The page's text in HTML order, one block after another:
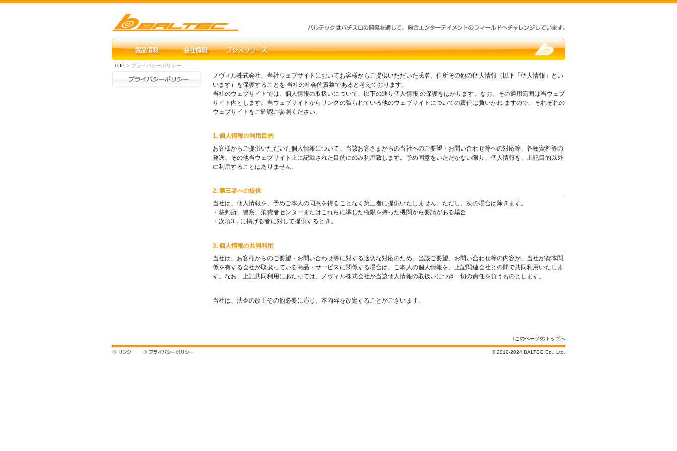
TOP > プライバシーポリシー
ノヴィル株式会社、当社ウェブサイトにおいてお客様からご提供いただいた氏名、住所その他の個人情報（以下「個人情報」とい
います）を保護することを 当社の社会的責務であると考えております。
当社のウェブサイトでは、個人情報の取扱いについて、以下の通り個人情報 の保護をはかります。なお、その適用範囲は当ウェブ
サイト内とします。当ウェブサイトからリンクの張られている他のウェブサイトについての責任は負いかね ますので、それぞれの
ウェブサイトをご確認ご参照ください。
1. 個人情報の利用目的
お客様からご提供いただいた個人情報について、当該お客さまからの当社へのご要望・お問い合わせ等への対応等、各種資料等の
発送、その他当ウェブサイト上に記載された目的にのみ利用致します。予め同意をいただかない限り、個人情報を、上記目的以外
に利用することはありません。
2. 第三者への提供
当社は、個人情報を、予めご本人の同意を得ることなく第三者に提供いたしません。ただし、次の場合は除きます。
・裁判所、警察、消費者センターまたはこれらに準じた権限を持った機関から要請がある場合
・次項3．に掲げる者に対して提供するとき。
3. 個人情報の共同利用
当社は、お客様からのご要望・お問い合わせ等に対する適切な対応のため、当該ご要望、お問い合わせ等の内容が、当社が資本関
係を有する会社が取扱っている商品・サービスに関係する場合は、ご本人の個人情報を、上記関連会社との間で共同利用いたしま
す。なお、上記共同利用にあたっては、ノヴィル株式会社が当該個人情報の取扱いにつき一切の責任を負うものとします。
当社は、法令の改正その他必要に応じ、本内容を改定することがございます。
↑このページのトップへ
© 2010-2024 BALTEC Co., Ltd.